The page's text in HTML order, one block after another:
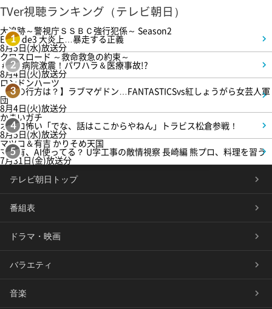
TVer視聴ランキング（テレビ朝日）
1
大追跡～警視庁ＳＳＢＣ強行犯係～ Season2
Episode3 大炎上…暴走する正義
8月5日(水)放送分
2
クロスロード ～救命救急の約束～
＃5 病院激震！パワハラ＆医療事故!?
8月4日(火)放送分
3
ロンドンハーツ
【恋の行方は？】ラブマゲドン…FANTASTICSvs紅しょうがら女芸人軍
団
8月4日(火)放送分
4
かまいガチ
オモロ怖い「でな、話はここからやねん」トラビス松倉参戦！
8月5日(水)放送分
5
マツコ＆有吉 かりそめ天国
マツ有、AI使ってる？ U字工事の敵情視察 長崎編 熊プロ、料理を習う
7月31日(金)放送分
テレビ朝日トップ
番組表
ドラマ・映画
バラエティ
音楽